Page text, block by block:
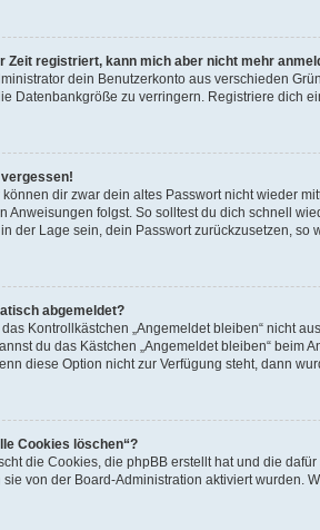
Zeit registriert, kann mich aber nicht mehr
dein Benutzerkonto aus verschieden
Datenbankgröße zu verringern. Registriere dich
dir zwar dein altes Passwort nicht wieder
Anweisungen folgst. So solltest du dich schnell
der Lage sein, dein Passwort zurückzusetzen, so
abgemeldet?
Kontrollkästchen „Angemeldet bleiben“ nicht
du das Kästchen „Angemeldet bleiben“
diese Option nicht zur Verfügung steht, dann
Cookies löschen“?
die Cookies, die phpBB erstellt hat und die
sie von der Board-Administration aktiviert